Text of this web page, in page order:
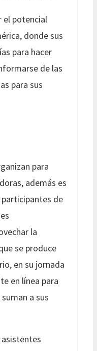
el potencial
donde sus
para hacer
de las
para sus
para
además es
de
la
se produce
en su jornada
en línea para
a sus
asistentes